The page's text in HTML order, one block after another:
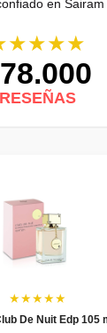
en Sairam
RESEÑAS
★★★★★
De Nuit Edp 105